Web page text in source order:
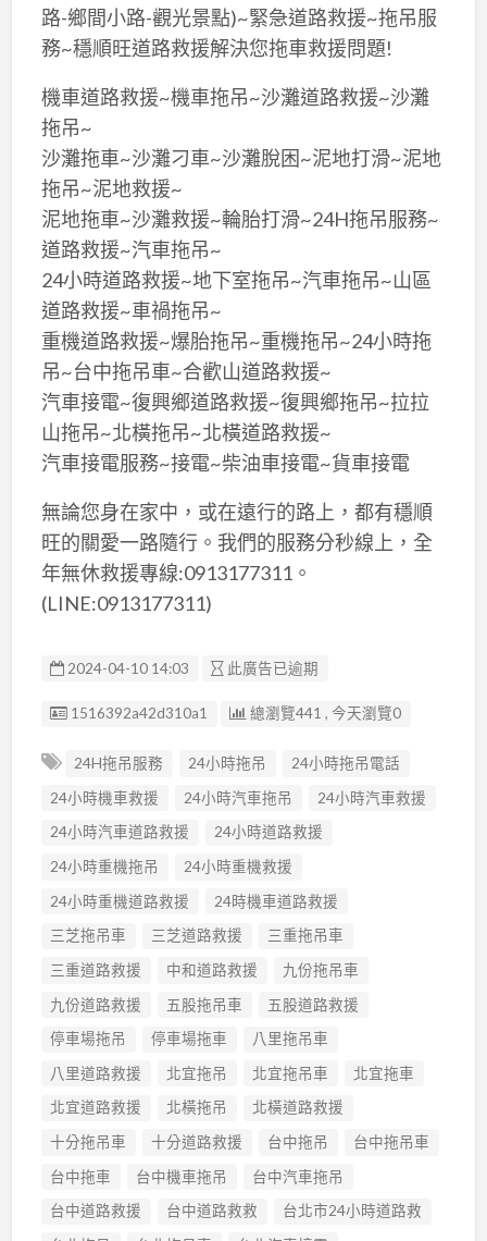
路-鄉間小路-觀光景點)~緊急道路救援~拖吊服
務~穩順旺道路救援解決您拖車救援問題!
機車道路救援~機車拖吊~沙灘道路救援~沙灘
拖吊~
沙灘拖車~沙灘刁車~沙灘脫困~泥地打滑~泥地
拖吊~泥地救援~
泥地拖車~沙灘救援~輪胎打滑~24H拖吊服務~
道路救援~汽車拖吊~
24小時道路救援~地下室拖吊~汽車拖吊~山區
道路救援~車禍拖吊~
重機道路救援~爆胎拖吊~重機拖吊~24小時拖
吊~台中拖吊車~合歡山道路救援~
汽車接電~復興鄉道路救援~復興鄉拖吊~拉拉
山拖吊~北橫拖吊~北橫道路救援~
汽車接電服務~接電~柴油車接電~貨車接電
無論您身在家中，或在遠行的路上，都有穩順
旺的關愛一路隨行。我們的服務分秒線上，全
年無休救援專線:0913177311。
(LINE:0913177311)
2024-04-10 14:03 此廣告已逾期
廣告编號
1516392a42d310a1 總瀏覽441 , 今天瀏覽0
24H拖吊服務 24小時拖吊
24小時拖吊電話
24小時機車救援
24小時汽車拖吊
24小時汽車救援
24小時汽車道路救援
24小時道路救援
24小時重機拖吊
24小時重機救援
24小時重機道路救援
24時機車道路救援
三芝拖吊車
三芝道路救援
三重拖吊車
三重道路救援
中和道路救援
九份拖吊車
九份道路救援
五股拖吊車
五股道路救援
停車場拖吊
停車場拖車
八里拖吊車
八里道路救援
北宜拖吊 北宜拖吊車
北宜拖車
北宜道路救援
北橫拖吊
北橫道路救援
十分拖吊車
十分道路救援 台中拖吊
台中拖吊車
台中拖車
台中機車拖吊
台中汽車拖吊
台中道路救援
台中道路救救
台北市24小時道路救